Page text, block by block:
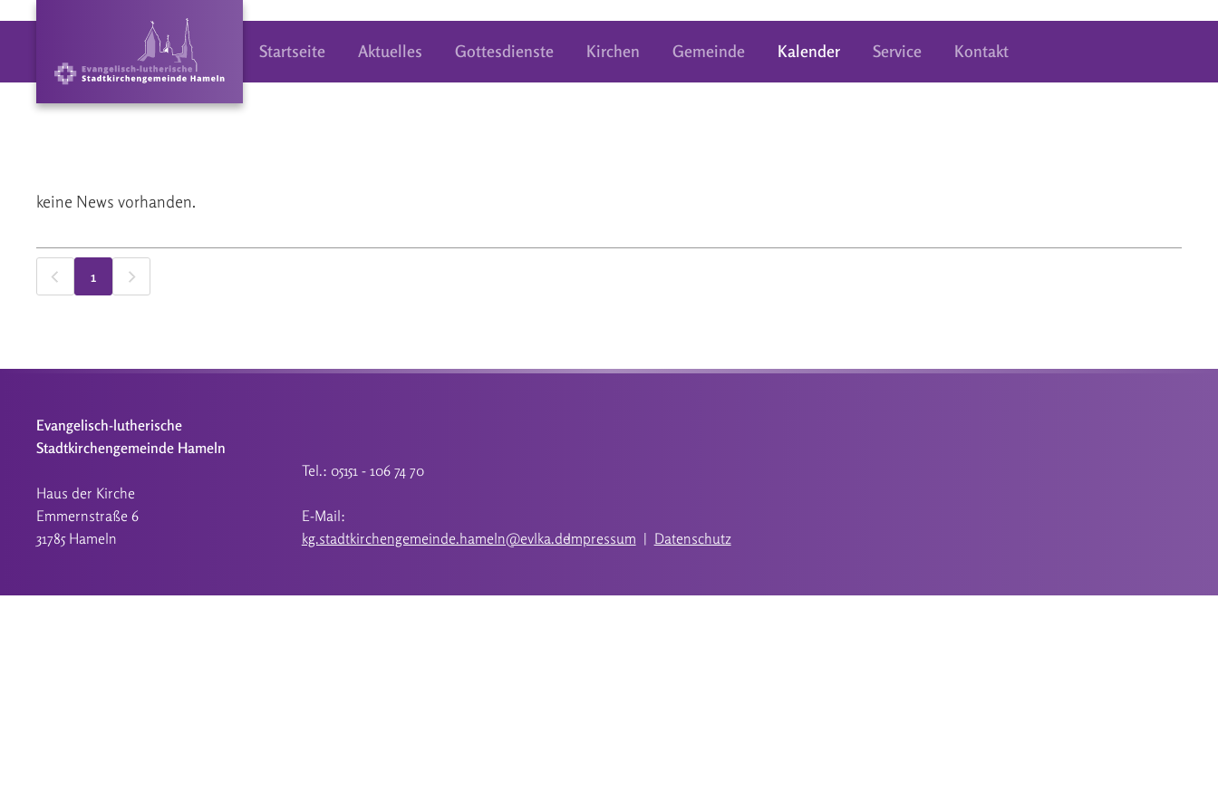
Startseite Aktuelles Gottesdienste Kirchen Gemeinde Kalender Service Kontakt
keine News vorhanden.
1
Evangelisch-lutherische
Stadtkirchengemeinde Hameln
Haus der Kirche
Emmernstraße 6
31785 Hameln
Tel.: 05151 - 106 74 70
E-Mail:
kg.stadtkirchengemeinde.hameln@evlka.deImpressum | Datenschutz